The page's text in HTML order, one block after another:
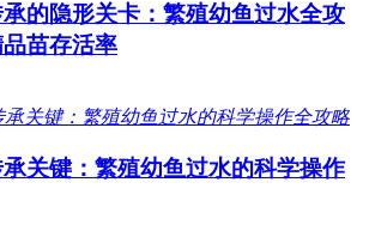
的隐形关卡：繁殖幼鱼过水全攻
苗存活率
关键：繁殖幼鱼过水的科学操作